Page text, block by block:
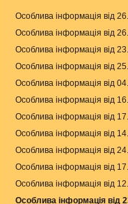
Особлива інформація від
Особлива інформація від
Особлива інформація від
Особлива інформація від
Особлива інформація від
Особлива інформація від
Особлива інформація від
Особлива інформація від
Особлива інформація від
Особлива інформація від
Особлива інформація від
Особлива інформація від